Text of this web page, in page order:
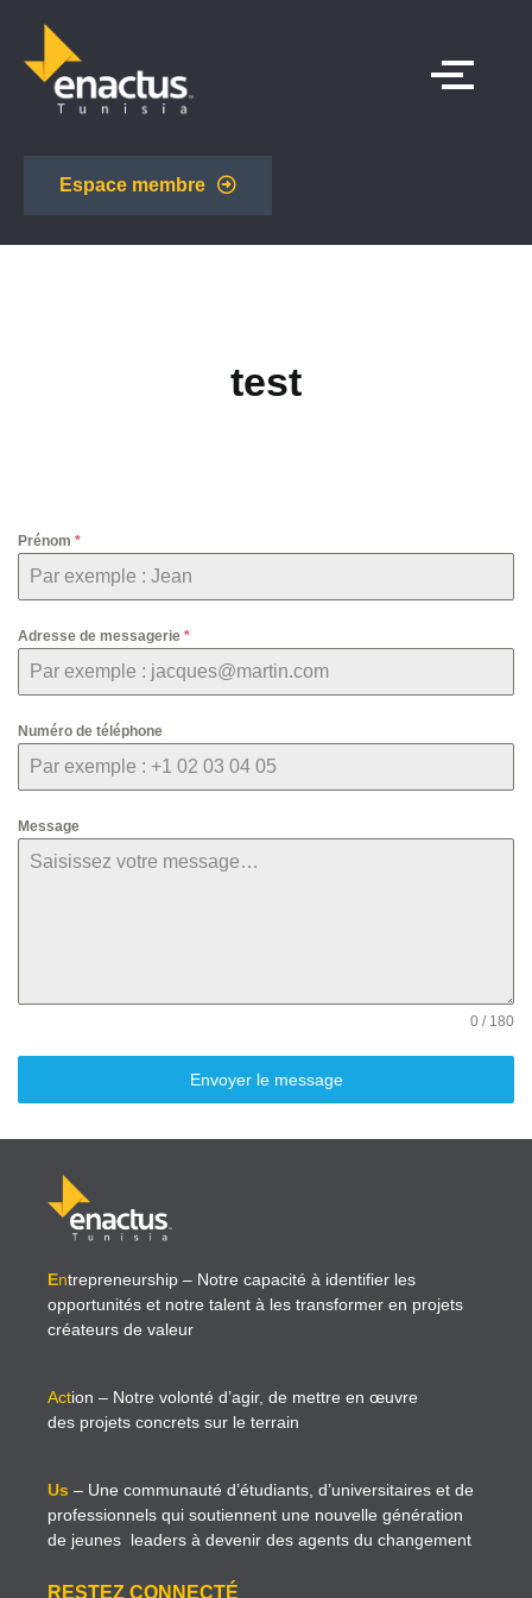
Espace membre
test
Prénom *
Adresse de messagerie *
Numéro de téléphone
Message
0 / 180
Envoyer le message
Entrepreneurship – Notre capacité à identifier les
opportunités et notre talent à les transformer en projets
créateurs de valeur
Action – Notre volonté d’agir, de mettre en œuvre
des projets concrets sur le terrain
Us – Une communauté d’étudiants, d’universitaires et de
professionnels qui soutiennent une nouvelle génération
de jeunes leaders à devenir des agents du changement
RESTEZ CONNECTÉ